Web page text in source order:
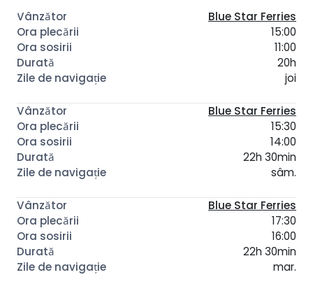
Blue Star Ferries
15:00
11:00
20h
joi
Blue Star Ferries
15:30
14:00
22h 30min
sâm.
Blue Star Ferries
17:30
16:00
22h 30min
mar.